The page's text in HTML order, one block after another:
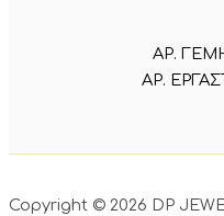
ΑΡ. ΓΕΜΗ
ΑΡ.
Copyright © 2026 DP